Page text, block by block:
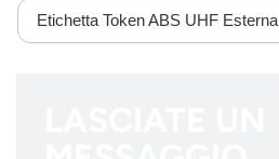
Etichetta Token ABS UHF Esterna